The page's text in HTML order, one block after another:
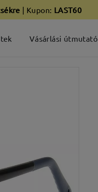
| Kupon: LAST60
Vásárlási útmutató